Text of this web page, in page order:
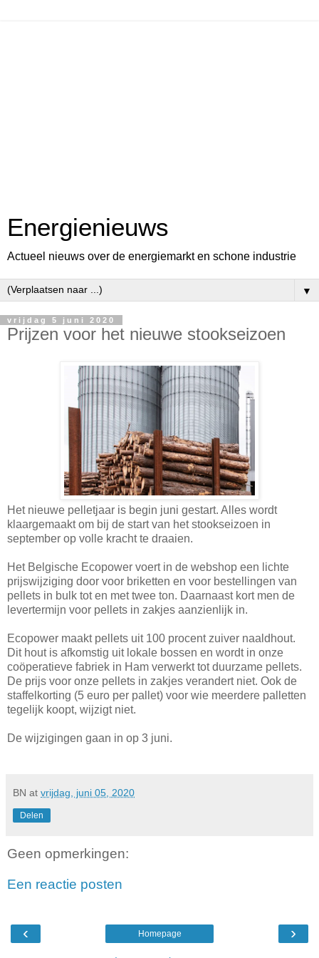
Energienieuws
Actueel nieuws over de energiemarkt en schone industrie
▼
vrijdag 5 juni 2020
Prijzen voor het nieuwe stookseizoen
Het nieuwe pelletjaar is begin juni gestart. Alles wordt
klaargemaakt om bij de start van het stookseizoen in
september op volle kracht te draaien.
Het Belgische Ecopower voert in de webshop een lichte
prijswijziging door voor briketten en voor bestellingen van
pellets in bulk tot en met twee ton. Daarnaast kort men de
levertermijn voor pellets in zakjes aanzienlijk in.
Ecopower maakt pellets uit 100 procent zuiver naaldhout.
Dit hout is afkomstig uit lokale bossen en wordt in onze
coöperatieve fabriek in Ham verwerkt tot duurzame pellets.
De prijs voor onze pellets in zakjes verandert niet. Ook de
staffelkorting (5 euro per pallet) voor wie meerdere palletten
tegelijk koopt, wijzigt niet.
De wijzigingen gaan in op 3 juni.
BN at vrijdag, juni 05, 2020
Delen
Geen opmerkingen:
Een reactie posten
‹ ›
Homepage